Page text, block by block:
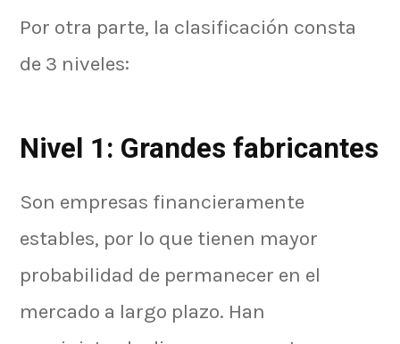
Por otra parte, la clasificación consta
de 3 niveles:
Nivel 1: Grandes fabricantes
Son empresas financieramente
estables, por lo que tienen mayor
probabilidad de permanecer en el
mercado a largo plazo. Han